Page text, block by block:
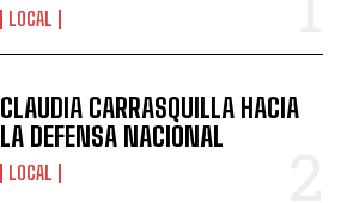
LOCAL
CLAUDIA CARRASQUILLA HACIA
LA DEFENSA NACIONAL
LOCAL